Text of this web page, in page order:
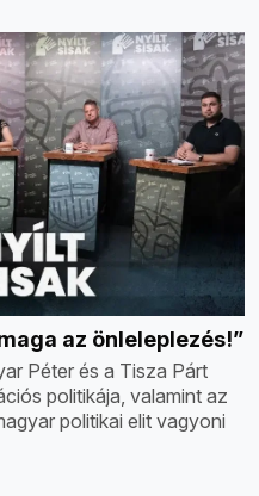
az önleleplezés!”
Péter és a Tisza Párt
politikája, valamint az
politikai elit vagyoni